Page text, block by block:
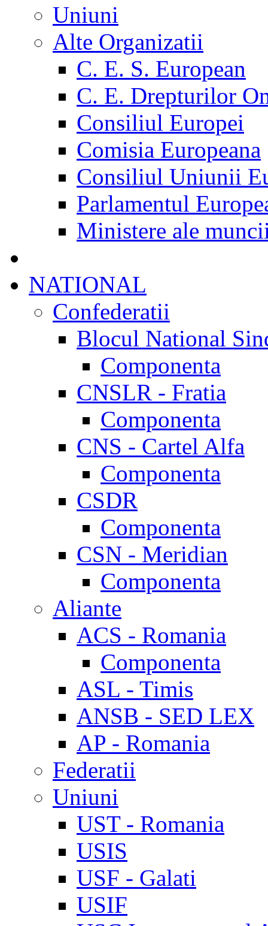
Uniuni
Alte Organizatii
C. E. S. European
C. E. Drepturilor
Consiliul Europei
Comisia Europeana
Consiliul Uniunii
Parlamentul
Ministere ale
NATIONAL
Confederatii
Blocul National
Componenta
CNSLR - Fratia
Componenta
CNS - Cartel Alfa
Componenta
CSDR
Componenta
CSN - Meridian
Componenta
Aliante
ACS - Romania
Componenta
ASL - Timis
ANSB - SED LEX
AP - Romania
Federatii
Uniuni
UST - Romania
USIS
USF - Galati
USIF